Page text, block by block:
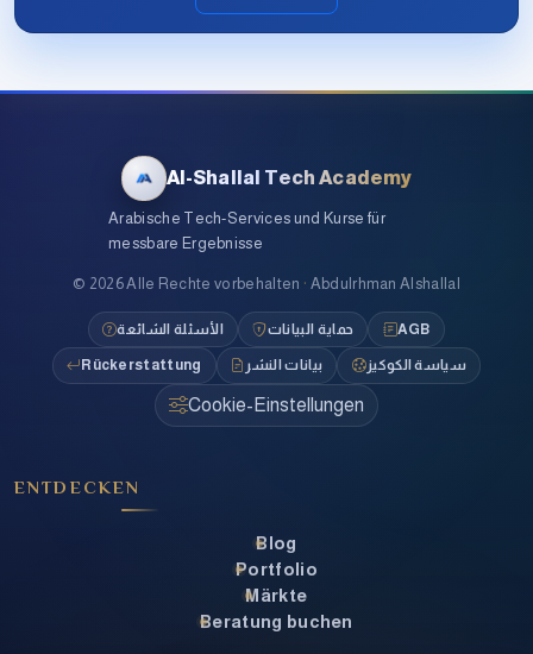
Al-Shallal Tech Academy
Arabische Tech-Services und Kurse für
messbare Ergebnisse
© 2026Alle Rechte vorbehalten · Abdulrhman Alshallal
الأسئلة الشائعة حماية البيانات AGB
Rückerstattung بيانات النشر سياسة الكوكيز
Cookie-Einstellungen
ENTDECKEN
Blog
Portfolio
Märkte
Beratung buchen